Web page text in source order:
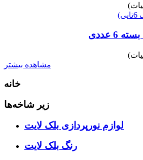
عددی
مشاهده بیشتر
خانه
زیر شاخه‌ها
لوازم نورپردازی بلک لایت
رنگ بلک لایت